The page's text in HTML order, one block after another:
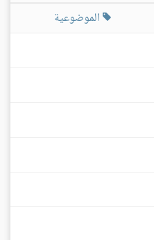
الموضوعية